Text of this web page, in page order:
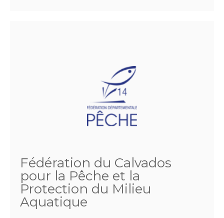
Fédération du Calvados
pour la Pêche et la
Protection du Milieu
Aquatique